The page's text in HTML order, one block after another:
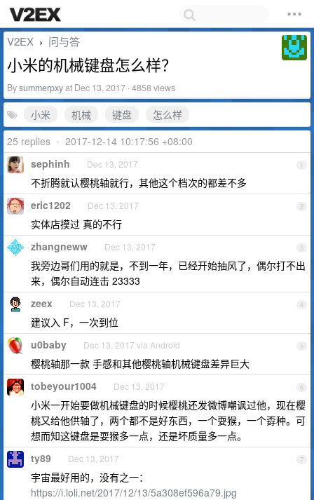
V2EX › 问与答
小米的机械键盘怎么样？
Bysummerpxyat Dec 13, 2017 · 4858 views
小米 机械 键盘
怎么样
25 replies • 2017-12-14 10:17:56 +08:00
1
sephinh Dec 13, 2017
不折腾就认樱桃轴就行，其他这个档次的都差不多
2
eric1202 Dec 13, 2017
实体店摸过 真的不行
3
zhangneww Dec 13, 2017
我旁边哥们用的就是，不到一年，已经开始抽风了，偶尔打不出
来，偶尔自动连击 23333
4
zeex Dec 13, 2017
建议入 F，一次到位
5
u0baby Dec 13, 2017 via Android
樱桃轴那一款 手感和其他樱桃轴机械键盘差异巨大
6
tobeyour1004 Dec 13, 2017
小米一开始要做机械键盘的时候樱桃还发微博嘲讽过他，现在樱
桃又给他供轴了，两个都不是好东西，一个耍猴，一个孬种。可
想而知这键盘是耍猴多一点，还是坏质量多一点。
7
ty89 Dec 13, 2017
宇宙最好用的，没有之一：
https://i.loli.net/2017/12/13/5a308ef596a79.jpg